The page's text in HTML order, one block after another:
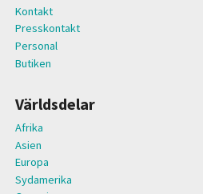
Kontakt
Presskontakt
Personal
Butiken
Världsdelar
Afrika
Asien
Europa
Sydamerika